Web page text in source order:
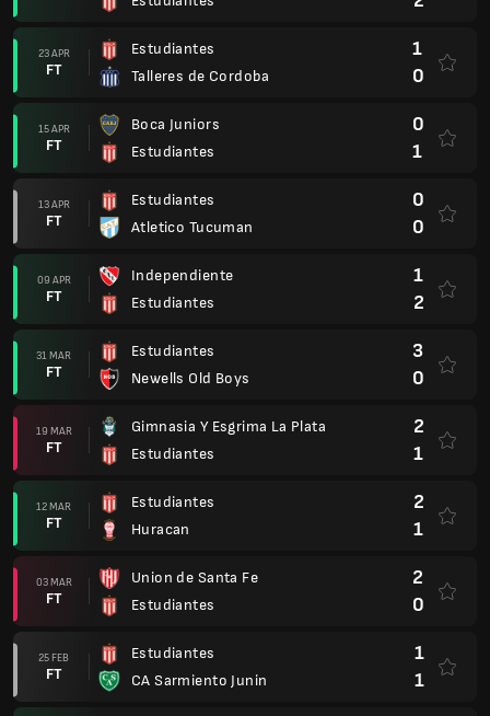
23 APR
FT
Estudiantes
Talleres de Cordoba
1
0
15 APR
FT
Boca Juniors
Estudiantes
0
1
13 APR
FT
Estudiantes
Atletico Tucuman
0
0
09 APR
FT
Independiente
Estudiantes
1
2
31 MAR
FT
Estudiantes
Newells Old Boys
3
0
19 MAR
FT
Gimnasia Y Esgrima La Plata
Estudiantes
2
1
12 MAR
FT
Estudiantes
Huracan
2
1
03 MAR
FT
Union de Santa Fe
Estudiantes
2
0
25 FEB
FT
Estudiantes
CA Sarmiento Junin
1
1